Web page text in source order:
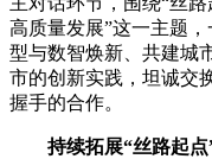
高质量发展”这一主题
型与数智焕新、共建城
市的创新实践，坦诚交
握手的合作。
持续拓展“丝路起点